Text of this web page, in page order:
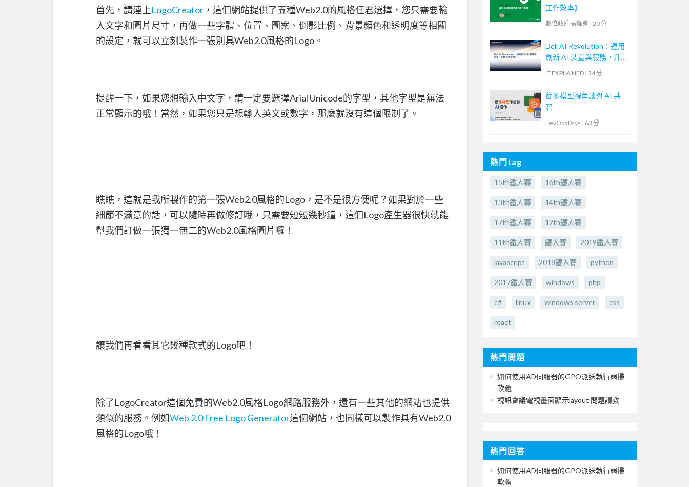
首先，請連上LogoCreator ，這個網站提供了五種Web2.0的風格任君選擇，您只需要輸
入文字和圖片尺寸，再做一些字體、位置、圖案、倒影比例、背景顏色和透明度等相關
的設定，就可以立刻製作一張別具Web2.0風格的Logo。
提醒一下，如果您想輸入中文字，請一定要選擇Arial Unicode的字型，其他字型是無法
正常顯示的哦！當然，如果您只是想輸入英文或數字，那麼就沒有這個限制了。
瞧瞧，這就是我所製作的第一張Web2.0風格的Logo，是不是很方便呢？如果對於一些
細節不滿意的話，可以隨時再做修訂哦，只需要短短幾秒鐘，這個Logo產生器很快就能
幫我們訂做一張獨一無二的Web2.0風格圖片囉！
讓我們再看看其它幾種款式的Logo吧！
除了LogoCreator這個免費的Web2.0風格Logo網路服務外，還有一些其他的網站也提供
類似的服務。例如Web 2.0 Free Logo Generator這個網站，也同樣可以製作具有Web2.0
風格的Logo哦！
工作效率】
數位政府高峰會 | 20 分
Dell AI Revolution：運用
創新 AI 裝置與服務，升
IT EXPLAINED | 34 分
從多模型視角談與 AI 共
智
DevOpsDays | 63 分
熱門tag
15th鐵人賽 16th鐵人賽
13th鐵人賽 14th鐵人賽
17th鐵人賽 12th鐵人賽
11th鐵人賽 鐵人賽 2019鐵人賽
javascript 2018鐵人賽 python
2017鐵人賽 windows php
c# linux windows server css
react
熱門問題
如何使用AD伺服器的GPO派送執行弱掃
軟體
視訊會議電視畫面顯示layout 問題請教
熱門回答
如何使用AD伺服器的GPO派送執行弱掃
軟體